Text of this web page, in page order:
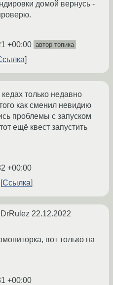
домой вернусь -
+00:00 автор топика
только недавно
как сменил невидию
проблемы с запуском
ещё квест запустить
+00:00
Ссылка
22.12.2022
вот только на
+00:00